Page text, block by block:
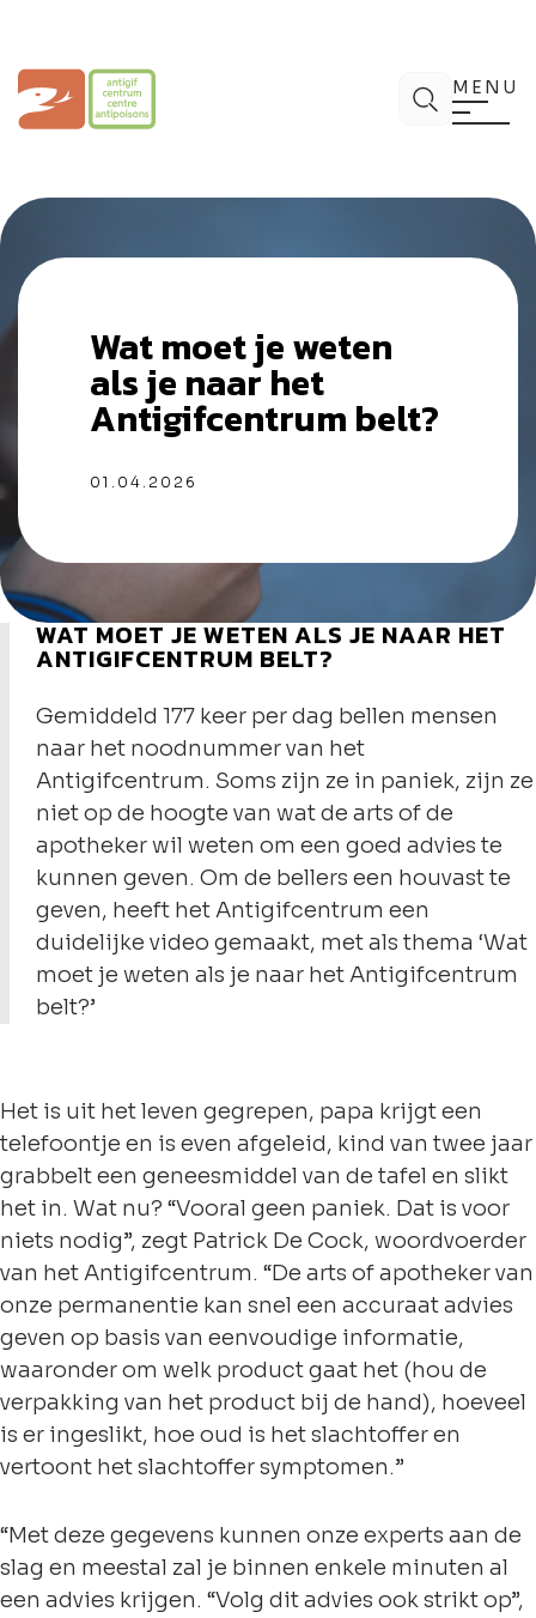
inhoud
Antigifcentrum ZoekMENU
Wat moet je weten
als je naar het
Antigifcentrum belt?
01.04.2026
WAT MOET JE WETEN ALS JE NAAR HET
ANTIGIFCENTRUM BELT?
Gemiddeld 177 keer per dag bellen mensen
naar het noodnummer van het
Antigifcentrum. Soms zijn ze in paniek, zijn ze
niet op de hoogte van wat de arts of de
apotheker wil weten om een goed advies te
kunnen geven. Om de bellers een houvast te
geven, heeft het Antigifcentrum een
duidelijke video gemaakt, met als thema ‘Wat
moet je weten als je naar het Antigifcentrum
belt?’
Het is uit het leven gegrepen, papa krijgt een
telefoontje en is even afgeleid, kind van twee jaar
grabbelt een geneesmiddel van de tafel en slikt
het in. Wat nu? “Vooral geen paniek. Dat is voor
niets nodig”, zegt Patrick De Cock, woordvoerder
van het Antigifcentrum. “De arts of apotheker van
onze permanentie kan snel een accuraat advies
geven op basis van eenvoudige informatie,
waaronder om welk product gaat het (hou de
verpakking van het product bij de hand), hoeveel
is er ingeslikt, hoe oud is het slachtoffer en
vertoont het slachtoffer symptomen.”
“Met deze gegevens kunnen onze experts aan de
slag en meestal zal je binnen enkele minuten al
een advies krijgen. “Volg dit advies ook strikt op”,